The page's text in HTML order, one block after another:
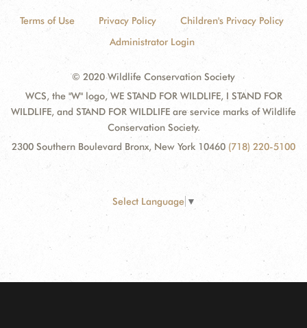
Terms of Use Privacy Policy
Children's Privacy Policy
Administrator Login
© 2020 Wildlife Conservation Society
WCS, the "W" logo, WE STAND FOR WILDLIFE, I STAND FOR
WILDLIFE, and STAND FOR WILDLIFE are service marks of Wildlife
Conservation Society.
2300 Southern Boulevard Bronx, New York 10460 (718) 220-5100
Select Language ▼